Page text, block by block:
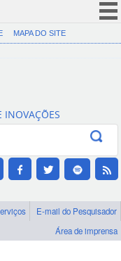
(COVID-19)
Canais
MAPA DO SITE
INOVAÇÕES
E-mail do Pesquisador
Área de imprensa